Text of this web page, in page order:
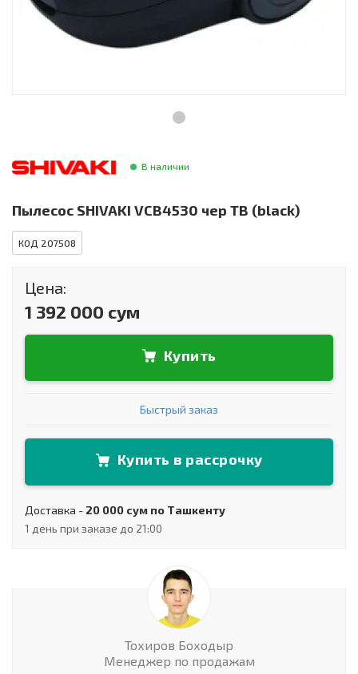
Инструменты и техника
Товары для дома
Сантехника В наличии
Пылесос SHIVAKI VCB4530 чер ТВ (black)
КОД 207508
Цена:
1 392 000 сум
Купить
Быстрый заказ
Купить в рассрочку
Доставка - 20 000 сум по Ташкенту
1 день при заказе до 21:00
Тохиров Боходыр
Менеджер по продажам